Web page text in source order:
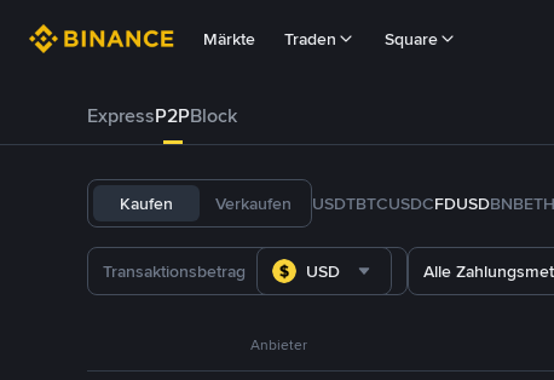
Märkte Traden Square
ExpressP2PBlock
Kaufen Verkaufen USDTBTCUSDCFDUSDBNBETH
USD Alle
Anbieter